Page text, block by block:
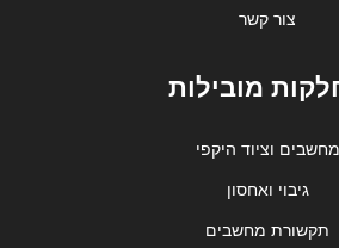
צור קשר
מובילות
מחשבים וציוד היקפי
גיבוי ואחסון
תקשורת מחשבים